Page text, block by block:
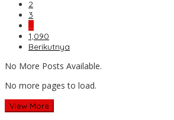
2
3
…
1,090
Berikutnya
No More Posts Available.
No more pages to load.
View More